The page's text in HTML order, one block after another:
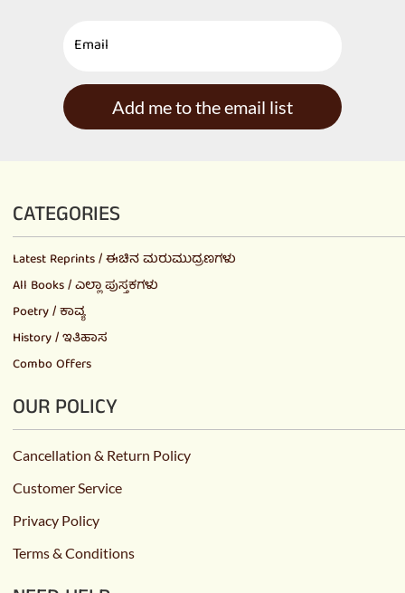
Add me to the email list
CATEGORIES
Latest Reprints / ಈಚಿನ ಮರುಮುದ್ರಣಗಳು
All Books / ಎಲ್ಲಾ ಪುಸ್ತಕಗಳು
Poetry / ಕಾವ್ಯ
History / ಇತಿಹಾಸ
Combo Offers
OUR POLICY
Cancellation & Return Policy
Customer Service
Privacy Policy
Terms & Conditions